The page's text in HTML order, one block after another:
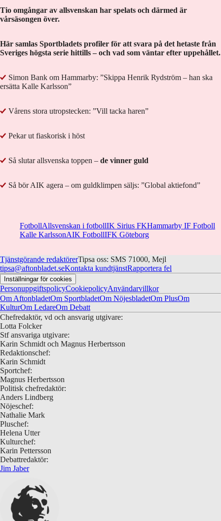
Tio omgångar av allsvenskan har spelats och därmed är
vårsäsongen över.
Här samlas Sportbladets profiler för att svara på det hetaste från
Sveriges högsta serie hittills – och vad som väntar efter uppehållet.
Simon Bank om Hammarby: ”Skippa Henrik Rydström – han ska
ersätta Kalle Karlsson”
Vårens stora utropstecken: ”Vill tacka haren”
Pekar ut fiaskorisk i höst
Så slutar allsvenska toppen – de vinner guld
Så bör AIK agera – om guldklimpen säljs: ”Global aktiefond”
FotbollAllsvenskan i fotbollIK Sirius FKHammarby IF Fotboll
Kalle KarlssonAIK FotbollIFK Göteborg
Tjänstgörande redaktörerTipsa oss: SMS 71000, Mejl
tipsa@aftonbladet.seKontakta kundtjänstRapportera fel
Inställningar för cookies
PersonuppgiftspolicyCookiepolicyAnvändarvillkor
Om AftonbladetOm SportbladetOm NöjesbladetOm PlusOm
KulturOm LedareOm Debatt
Chefredaktör, vd och ansvarig utgivare:
Lotta Folcker
Stf ansvariga utgivare:
Karin Schmidt och Magnus Herbertsson
Redaktionschef:
Karin Schmidt
Sportchef:
Magnus Herbertsson
Politisk chefredaktör:
Anders Lindberg
Nöjeschef:
Nathalie Mark
Pluschef:
Helena Utter
Kulturchef:
Karin Pettersson
Debattredaktör:
Jim Jaber